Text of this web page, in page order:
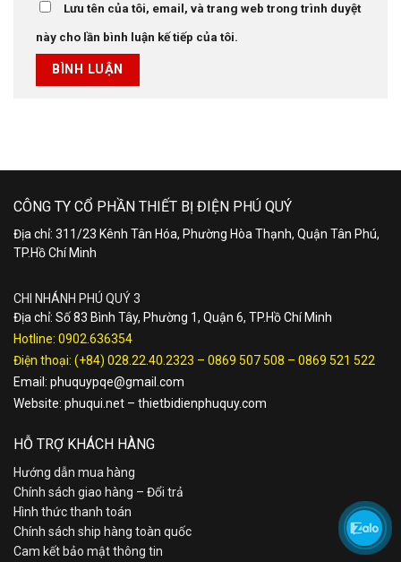
Lưu tên của tôi, email, và trang web trong trình duyệt
này cho lần bình luận kế tiếp của tôi.
CÔNG TY CỔ PHẦN THIẾT BỊ ĐIỆN PHÚ QUÝ
Địa chỉ: 311/23 Kênh Tân Hóa, Phường Hòa Thạnh, Quận Tân Phú,
TP.Hồ Chí Minh
CHI NHÁNH PHÚ QUÝ 3
Địa chỉ: Số 83 Bình Tây, Phường 1, Quận 6, TP.Hồ Chí Minh
Hotline: 0902.636354
Điện thoại: (+84) 028.22.40.2323 – 0869 507 508 – 0869 521 522
Email: phuquypqe@gmail.com
Website: phuqui.net – thietbidienphuquy.com
HỖ TRỢ KHÁCH HÀNG
Hướng dẫn mua hàng
Chính sách giao hàng – Đổi trả
Hình thức thanh toán
Chính sách ship hàng toàn quốc
Cam kết bảo mật thông tin